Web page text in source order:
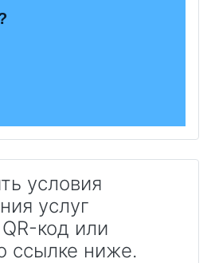
условия
услуг
код или
ссылке ниже.